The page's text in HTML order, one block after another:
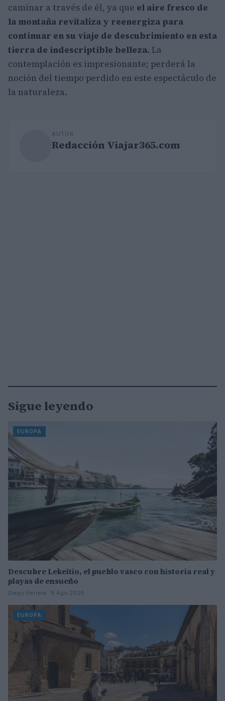
caminar a través de él, ya que el aire fresco de
la montaña revitaliza y reenergiza para
continuar en su viaje de descubrimiento en esta
tierra de indescriptible belleza. La
contemplación es impresionante; perderá la
noción del tiempo perdido en este espectáculo de
la naturaleza.
AUTOR
Redacción Viajar365.com
Sigue leyendo
EUROPA
Descubre Lekeitio, el pueblo vasco con historia real y
playas de ensueño
Diego Herrera · 8 Ago 2026
EUROPA